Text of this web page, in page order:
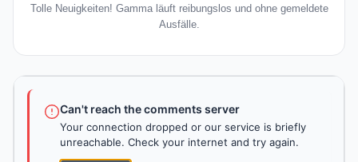
Tolle Neuigkeiten! Gamma läuft reibungslos und ohne gemeldete
Ausfälle.
Can't reach the comments server
Your connection dropped or our service is briefly
unreachable. Check your internet and try again.